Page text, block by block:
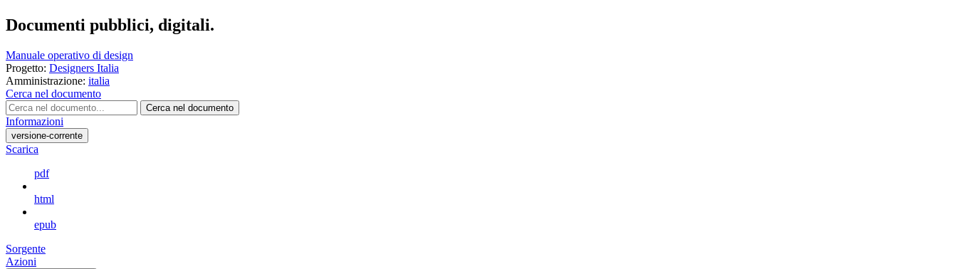
Documenti pubblici, digitali.
Manuale operativo di design
Progetto: Designers Italia
Amministrazione: italia
Cerca nel documento
Cerca nel documento
Informazioni
versione-corrente
Scarica
pdf
html
epub
Sorgente
Azioni